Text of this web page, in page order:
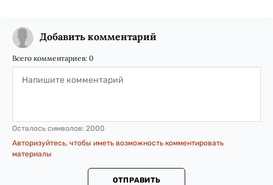
Добавить комментарий
Всего комментариев: 0
Осталось символов: 2000
Авторизуйтесь, чтобы иметь возможность комментировать
материалы
ОТПРАВИТЬ